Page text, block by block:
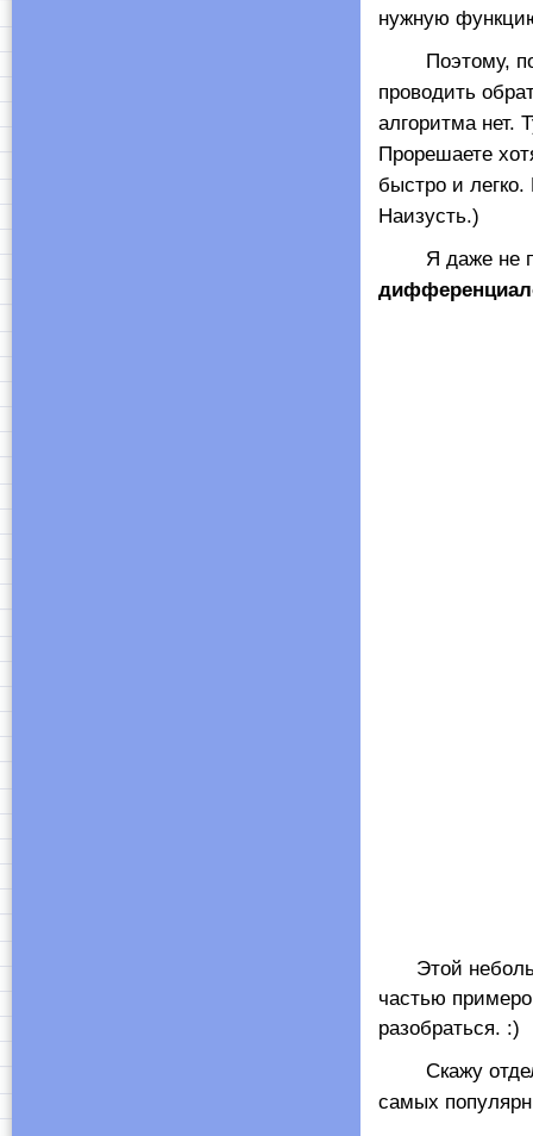
нужную
Поэтому,
проводить
алгоритма нет.
Прорешаете
быстро и
Наизусть.)
Я даже не
Этой
частью
разобраться. :)
Скажу
самых